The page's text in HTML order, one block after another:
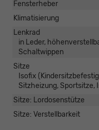
Fensterheber
Klimatisierung
Lenkrad
in Leder,
Schaltwippen
Sitze
Isofix
Sitzheizung, Sportsitze,
Sitze: Lordosenstütze
Sitze: Verstellbarkeit